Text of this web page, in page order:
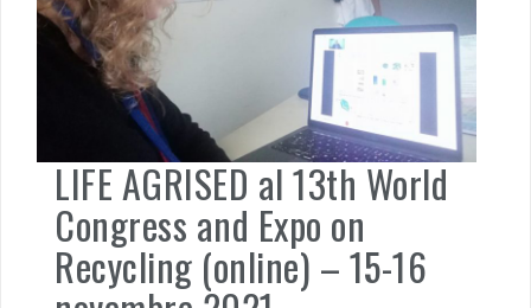
LIFE AGRISED al 13th World
Congress and Expo on
Recycling (online) – 15-16